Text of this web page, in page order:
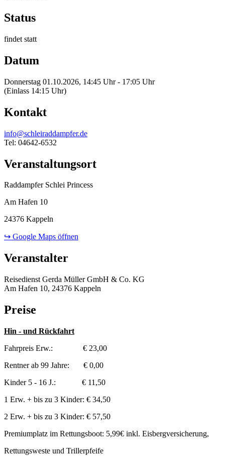
Status
findet statt
Datum
Donnerstag 01.10.2026, 14:45 Uhr - 17:05 Uhr
(Einlass 14:15 Uhr)
Kontakt
info@schleiraddampfer.de
Tel: 04642-6532
Veranstaltungsort
Raddampfer Schlei Princess
Am Hafen 10
24376 Kappeln
↪ Google Maps öffnen
Veranstalter
Reisedienst Gerda Müller GmbH & Co. KG
Am Hafen 10, 24376 Kappeln
Preise
Hin - und Rückfahrt
Fahrpreis Erw.: € 23,00
Rentner ab 99 Jahre: € 0,00
Kinder 5 - 16 J.: € 11,50
1 Erw. + bis zu 3 Kinder: € 34,50
2 Erw. + bis zu 3 Kinder: € 57,50
Premiumplatz im Rettungsboot: 5,99€ inkl. Eisbergversicherung,
Rettungsweste und Trillerpfeife